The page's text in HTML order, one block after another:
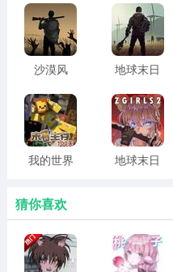
猛蟹战争破解版测评：
如果你意识到了这一点
了。这是真的。
沙漠风
生存 手机
版
地球末日
下载
我的世界
100天
地球末日
限资源版
猜你喜欢